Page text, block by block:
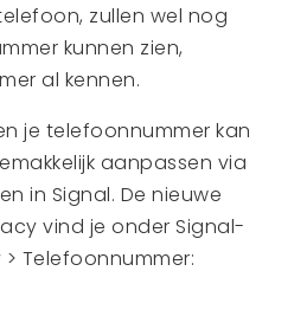
zullen wel nog
kunnen zien,
al kennen.
je telefoonnummer kan
aanpassen via
in Signal. De nieuwe
vind je onder Signal-
Telefoonnummer: